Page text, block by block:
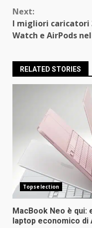
Next:
I migliori caricatori
Watch e AirPods
RELATED STORIES
Topselection
MacBook Neo è
laptop economico di